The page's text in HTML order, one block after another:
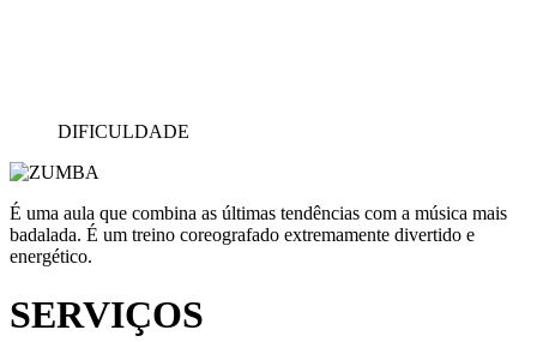
DIFICULDADE
É uma aula que combina as últimas tendências com a música mais
badalada. É um treino coreografado extremamente divertido e
energético.
SERVIÇOS